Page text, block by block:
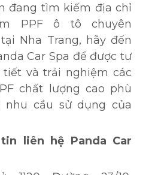
đang tìm kiếm địa chỉ
PPF ô tô chuyên
Nha Trang, hãy đến
Car Spa để được tư
tiết và trải nghiệm các
chất lượng cao phù
nhu cầu sử dụng của
liên hệ Panda Car